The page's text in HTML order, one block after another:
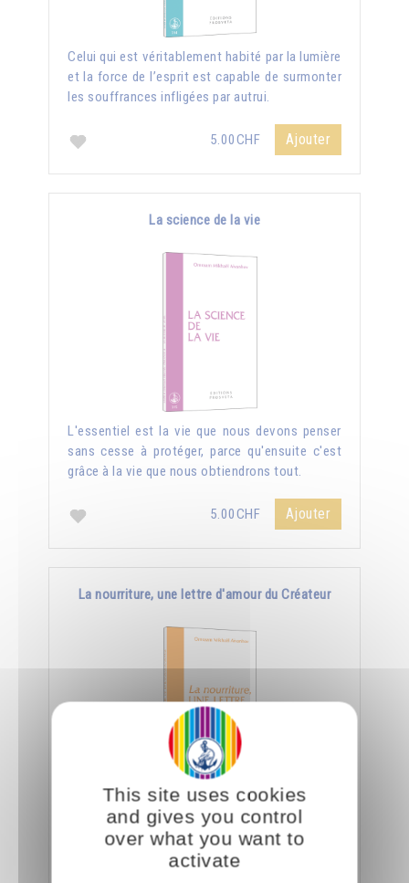
Celui qui est véritablement habité par la lumière
et la force de l’esprit est capable de surmonter
les souffrances infligées par autrui.
5.00CHF Ajouter
La science de la vie
L'essentiel est la vie que nous devons penser
sans cesse à protéger, parce qu'ensuite c'est
grâce à la vie que nous obtiendrons tout.
5.00CHF Ajouter
La nourriture, une lettre d'amour du Créateur
Le jour où nous aurons appris à manger
consciemment, nous saurons déchiffrer tout ce
que le Créateur nous dit à travers la nourriture.
This site uses cookies
and gives you control
over what you want to
activate